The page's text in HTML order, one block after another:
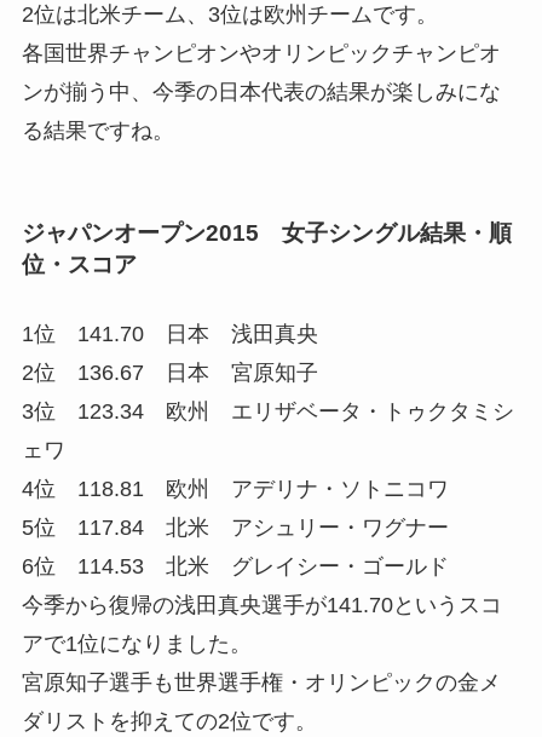
2位は北米チーム、3位は欧州チームです。
各国世界チャンピオンやオリンピックチャンピオ
ンが揃う中、今季の日本代表の結果が楽しみにな
る結果ですね。
ジャパンオープン2015 女子シングル結果・順
位・スコア
1位 141.70 日本 浅田真央
2位 136.67 日本 宮原知子
3位 123.34 欧州 エリザベータ・トゥクタミシ
ェワ
4位 118.81 欧州 アデリナ・ソトニコワ
5位 117.84 北米 アシュリー・ワグナー
6位 114.53 北米 グレイシー・ゴールド
今季から復帰の浅田真央選手が141.70というスコ
アで1位になりました。
宮原知子選手も世界選手権・オリンピックの金メ
ダリストを抑えての2位です。